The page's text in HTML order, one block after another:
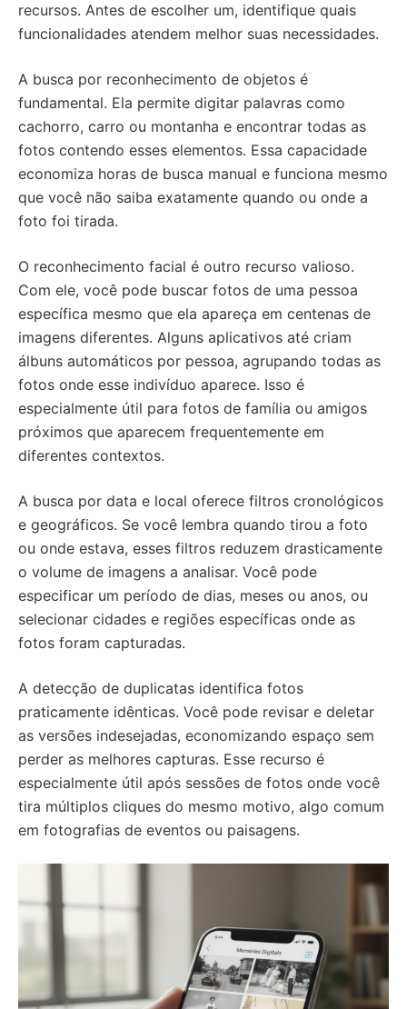
recursos. Antes de escolher um, identifique quais
funcionalidades atendem melhor suas necessidades.
A busca por reconhecimento de objetos é
fundamental. Ela permite digitar palavras como
cachorro, carro ou montanha e encontrar todas as
fotos contendo esses elementos. Essa capacidade
economiza horas de busca manual e funciona mesmo
que você não saiba exatamente quando ou onde a
foto foi tirada.
O reconhecimento facial é outro recurso valioso.
Com ele, você pode buscar fotos de uma pessoa
específica mesmo que ela apareça em centenas de
imagens diferentes. Alguns aplicativos até criam
álbuns automáticos por pessoa, agrupando todas as
fotos onde esse indivíduo aparece. Isso é
especialmente útil para fotos de família ou amigos
próximos que aparecem frequentemente em
diferentes contextos.
A busca por data e local oferece filtros cronológicos
e geográficos. Se você lembra quando tirou a foto
ou onde estava, esses filtros reduzem drasticamente
o volume de imagens a analisar. Você pode
especificar um período de dias, meses ou anos, ou
selecionar cidades e regiões específicas onde as
fotos foram capturadas.
A detecção de duplicatas identifica fotos
praticamente idênticas. Você pode revisar e deletar
as versões indesejadas, economizando espaço sem
perder as melhores capturas. Esse recurso é
especialmente útil após sessões de fotos onde você
tira múltiplos cliques do mesmo motivo, algo comum
em fotografias de eventos ou paisagens.